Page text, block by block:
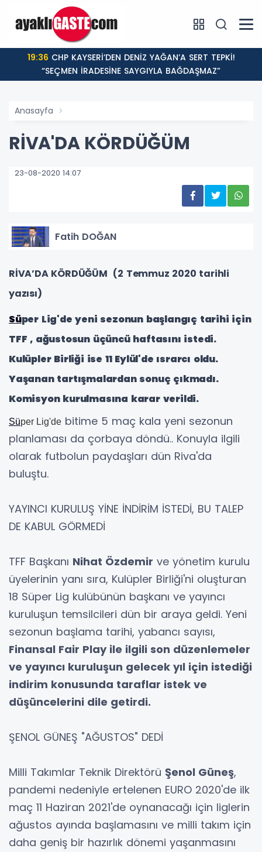
19:36
“SEÇMEN İRADESİNE SAYGIYLA BAĞDAŞMAZ”
Anasayfa
RİVA'DA KÖRDÜĞÜM
23-08-2020 14:07
Fatih DOĞAN
RİVA’DA KÖRDÜĞÜM (2 Temmuz 2020 tarihli
yazısı)
Süper Lig'de yeni sezonun başlangıç tarihi için
TFF , ağustosun üçüncü haftasını istedi.
Kulüpler Birliği ise 11 Eylül'de ısrarcı oldu.
Yaşanan tartışmalardan sonuç çıkmadı.
Komisyon kurulmasına karar verildi.
Süper Lig'de bitime 5 maç kala yeni sezonun
planlaması da çorbaya döndü.. Konuyla ilgili
olarak futbolun paydaşları dün Riva'da
buluştu.
YAYINCI KURULUŞ YİNE İNDİRİM İSTEDİ, BU TALEP
DE KABUL GÖRMEDİ
TFF Başkanı Nihat Özdemir ve yönetim kurulu
üyelerinin yanı sıra, Kulüpler Birliği'ni oluşturan
18 Süper Lig kulübünün başkanı ve yayıncı
kuruluşun temsilcileri dün bir araya geldi. Yeni
sezonun başlama tarihi, yabancı sayısı,
Finansal Fair Play ile ilgili son düzenlemeler
ve yayıncı kuruluşun gelecek yıl için istediği
indirim konusunda taraflar istek ve
düşüncelerini dile getirdi.
ŞENOL GÜNEŞ "AĞUSTOS" DEDİ
Milli Takımlar Teknik Direktörü Şenol Güneş,
pandemi nedeniyle ertelenen EURO 2020'de ilk
maç 11 Haziran 2021'de oynanacağı için liglerin
ağustos ayında başlamasını ve milli takım için
daha geniş bir hazırlık dönemi yaşanmasını